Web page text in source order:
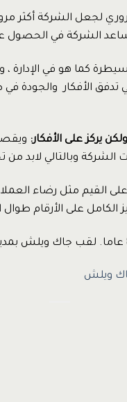
لجعل الشركة أكثر
الشركة في الحصول
كما هو في
الأفكار والجودة في
يركز على الأفكار:
وبالتالي لابد
على القيم مثل رضاء
الكامل على الأرقام
ويلش